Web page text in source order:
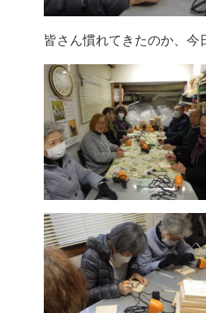
皆さん慣れてきたのか、今